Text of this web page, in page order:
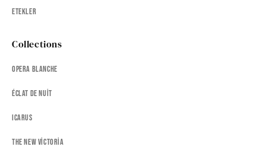
Etekler
Collections
Opera Blanche
Éclat de Nuit
Icarus
The New Victoria